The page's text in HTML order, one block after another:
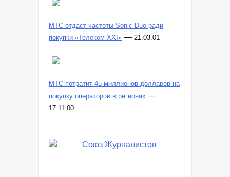
МТС отдаст частоты Sonic Duo ради
покупки «Телеком XXI» — 21.03.01
МТС потратит 45 миллионов долларов на
покупку операторов в регионах —
17.11.00